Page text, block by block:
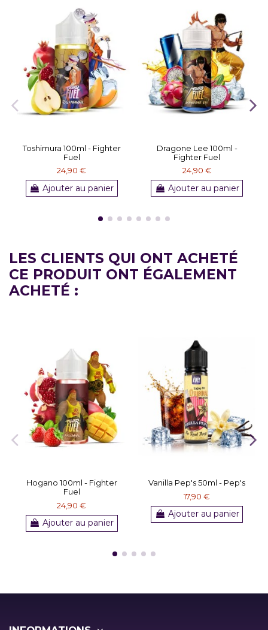
Toshimura 100ml - Fighter
Fuel
24,90 €
Ajouter au panier
Dragone Lee 100ml -
Fighter Fuel
24,90 €
Ajouter au panier
LES CLIENTS QUI ONT ACHETÉ
CE PRODUIT ONT ÉGALEMENT
ACHETÉ :
Hogano 100ml - Fighter
Fuel
24,90 €
Ajouter au panier
Vanilla Pep's 50ml - Pep's
17,90 €
Ajouter au panier